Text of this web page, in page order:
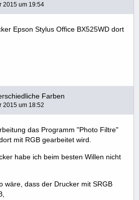
2015 um 19:54
Epson Stylus Office BX525WD dort
Farben
2015 um 18:52
das Programm "Photo Filtre"
mit RGB gearbeitet wird.
habe ich beim besten Willen nicht
wäre, dass der Drucker mit SRGB